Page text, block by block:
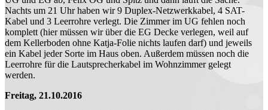
Nachts um 21 Uhr haben wir 9 Duplex-Netzwerkkabel, 4 SAT-
Kabel und 3 Leerrohre verlegt. Die Zimmer im UG fehlen noch
komplett (hier müssen wir über die EG Decke verlegen, weil auf
dem Kellerboden ohne Katja-Folie nichts laufen darf) und jeweils
ein Kabel jeder Sorte im Haus oben. Außerdem müssen noch die
Leerrohre für die Lautsprecherkabel im Wohnzimmer gelegt
werden.
Freitag, 21.10.2016